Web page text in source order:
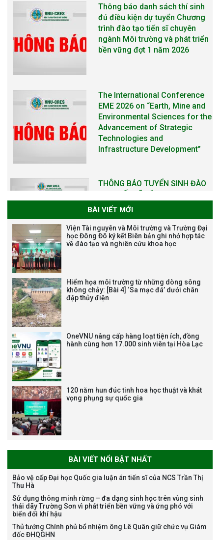
The International Conference
EME 2026 on “Earth, Mine and
Environmental Sciences for the
Advancement of Strategic
Technologies and
THÔNG BÁO TUYỂN SINH ĐÀO
TẠO TIẾN SĨ NĂM 2026
NĂM HỌC 2025-2026
THƯ CẢM ƠN LỄ KỶ NIỆM 40
NĂM XÂY DỰNG VÀ PHÁT TRIỂN
VIỆN (1985-2025) VÀ ĐÓN
vị trí việc làm chức danh nghề
nghiệp chuyên môn dùng
Bảo vệ luận án tiến sĩ của NCS
Nguyễn Thế Thông
BÀI VIẾT MỚI
Viện Tài nguyên và Môi trường và Trường Đại
học Đông Đô ký kết Biên bản ghi nhớ hợp tác
về đào tạo và nghiên cứu khoa học
Hiểm họa môi trường từ những dòng sông
không chảy: [Bài 4] ‘Sa mạc đá’ dưới chân
đập thủy điện
OneVNU nâng cấp hàng loạt tiện ích, đồng
hành cùng hơn 17.000 sinh viên tại Hòa Lạc
120 năm hun đúc tinh hoa học thuật và khát
vọng phụng sự quốc gia
BÀI VIẾT NỔI BẬT NHẤT
Bảo vệ cấp Đại học Quốc gia luận án tiến sĩ của NCS Trần Thị
Thu Hà
Sử dụng thông minh rừng – đa dạng sinh học trên vùng sinh
thái dãy Trường Sơn vì phát triển bền vững và ứng phó với
biến đổi khí hậu
Thủ tướng Chính phủ bổ nhiệm ông Lê Quân giữ chức vụ Giám
đốc ĐHQGHN